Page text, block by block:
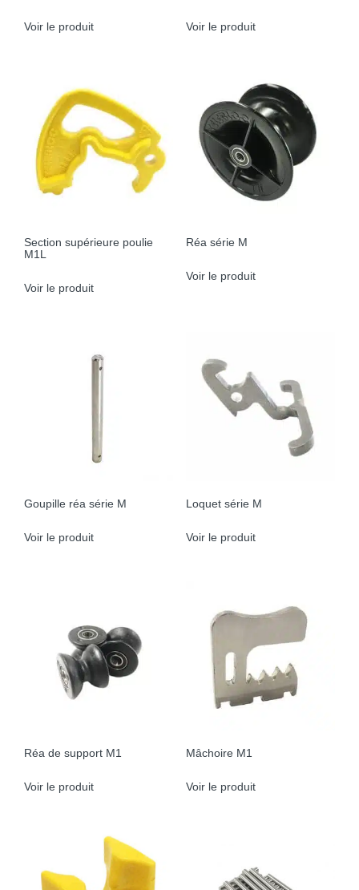
Voir le produit Voir le produit
Section supérieure poulie
M1L
Voir le produit
Réa série M
Voir le produit
Goupille réa série M
Voir le produit
Loquet série M
Voir le produit
Réa de support M1
Voir le produit
Mâchoire M1
Voir le produit